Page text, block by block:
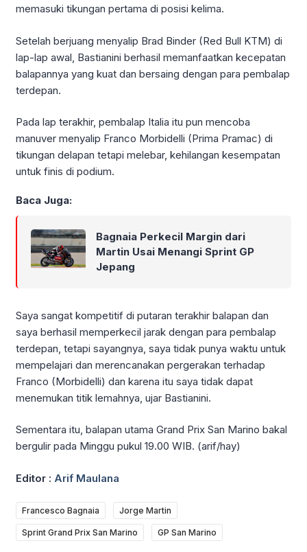
memasuki tikungan pertama di posisi kelima.
Setelah berjuang menyalip Brad Binder (Red Bull KTM) di
lap-lap awal, Bastianini berhasil memanfaatkan kecepatan
balapannya yang kuat dan bersaing dengan para pembalap
terdepan.
Pada lap terakhir, pembalap Italia itu pun mencoba
manuver menyalip Franco Morbidelli (Prima Pramac) di
tikungan delapan tetapi melebar, kehilangan kesempatan
untuk finis di podium.
Baca Juga:
Bagnaia Perkecil Margin dari
Martin Usai Menangi Sprint GP
Jepang
Saya sangat kompetitif di putaran terakhir balapan dan
saya berhasil memperkecil jarak dengan para pembalap
terdepan, tetapi sayangnya, saya tidak punya waktu untuk
mempelajari dan merencanakan pergerakan terhadap
Franco (Morbidelli) dan karena itu saya tidak dapat
menemukan titik lemahnya, ujar Bastianini.
Sementara itu, balapan utama Grand Prix San Marino bakal
bergulir pada Minggu pukul 19.00 WIB. (arif/hay)
Editor : Arif Maulana
Francesco Bagnaia Jorge Martin
Sprint Grand Prix San Marino GP San Marino